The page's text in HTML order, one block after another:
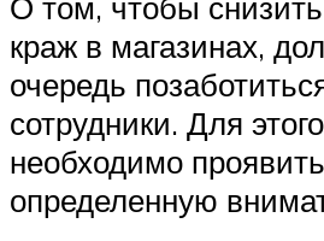
краж в магазинах,
очередь
сотрудники. Для
необходимо проявить
определенную